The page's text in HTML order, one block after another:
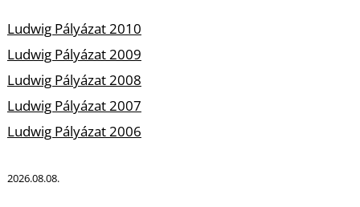
Ludwig Pályázat 2010
Ludwig Pályázat 2009
Ludwig Pályázat 2008
Ludwig Pályázat 2007
Ludwig Pályázat 2006
2026.08.08.